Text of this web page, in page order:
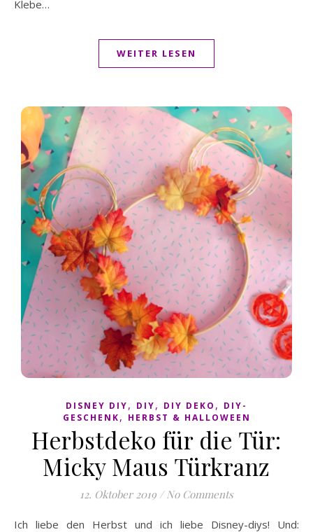
Klebe…
WEITER LESEN
DISNEY DIY, DIY, DIY DEKO , DIY-
GESCHENK, HERBST & HALLOWEEN
Herbstdeko für die Tür:
Micky Maus Türkranz
12. Oktober 2019 / No Comments
Ich liebe den Herbst und ich liebe Disney-diys! Und: